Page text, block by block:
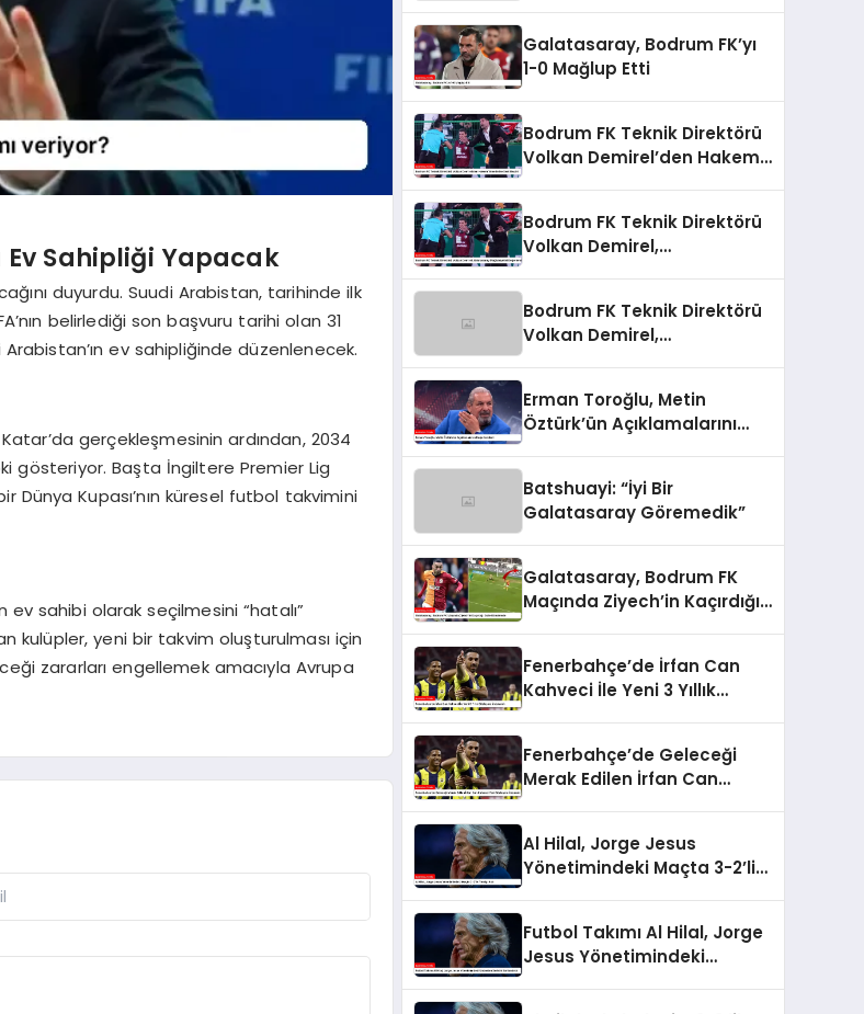
Ev Sahipliği Yapacak
duyurdu. Suudi Arabistan, tarihinde ilk
belirlediği son başvuru tarihi olan 31
ev sahipliğinde düzenlenecek.
gerçekleşmesinin ardından, 2034
gösteriyor. Başta İngiltere Premier Lig
Dünya Kupası’nın küresel futbol takvimini
ev sahibi olarak seçilmesini “hatalı”
kulüpler, yeni bir takvim oluşturulması için
zararları engellemek amacıyla Avrupa
Galatasaray, Bodrum FK’yı
1-0 Mağlup Etti
Bodrum FK Teknik Direktörü
Volkan Demirel’den Hakem
Bodrum FK Teknik Direktörü
Volkan Demirel,
Bodrum FK Teknik Direktörü
Volkan Demirel,
Erman Toroğlu, Metin
Öztürk’ün Açıklamalarını
Batshuayi: “İyi Bir
Galatasaray Göremedik”
Galatasaray, Bodrum FK
Maçında Ziyech’in Kaçırdığı
Fenerbahçe’de İrfan Can
Kahveci İle Yeni 3 Yıllık
Fenerbahçe’de Geleceği
Merak Edilen İrfan Can
Al Hilal, Jorge Jesus
Yönetimindeki Maçta 3-2’lik
Futbol Takımı Al Hilal, Jorge
Jesus Yönetimindeki